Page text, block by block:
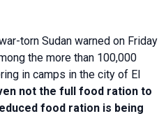
torn Sudan warned on Friday
the more than 100,000
in camps in the city of El
not the full food ration to
food ration is being